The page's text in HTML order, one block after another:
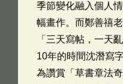
季節變化融入個人
幅畫作。而鄭善禧
「三天寫帖，一天
10年的時間沈潛寫
為讚賞「草書章法